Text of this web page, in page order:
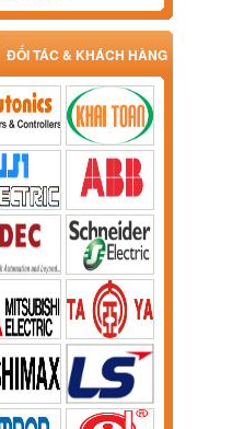
ĐỐI TÁC & KHÁCH HÀNG